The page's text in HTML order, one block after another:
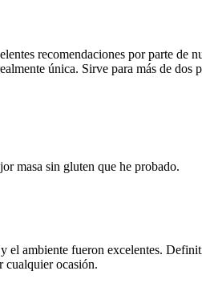
recomendaciones por parte de
única. Sirve para más de dos
masa sin gluten que he probado.
ambiente fueron excelentes.
cualquier ocasión.